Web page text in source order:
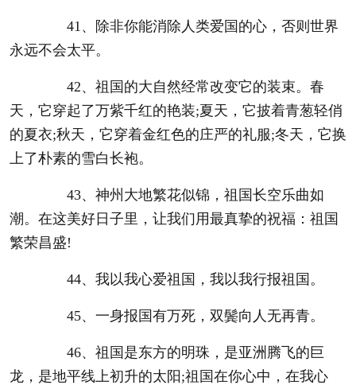
41、除非你能消除人类爱国的心，否则世界
永远不会太平。
42、祖国的大自然经常改变它的装束。春
天，它穿起了万紫千红的艳装;夏天，它披着青葱轻俏
的夏衣;秋天，它穿着金红色的庄严的礼服;冬天，它换
上了朴素的雪白长袍。
43、神州大地繁花似锦，祖国长空乐曲如
潮。在这美好日子里，让我们用最真挚的祝福：祖国
繁荣昌盛!
44、我以我心爱祖国，我以我行报祖国。
45、一身报国有万死，双鬓向人无再青。
46、祖国是东方的明珠，是亚洲腾飞的巨
龙，是地平线上初升的太阳;祖国在你心中，在我心